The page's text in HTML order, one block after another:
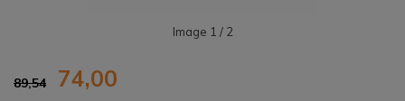
Image 1 / 2
89,54 74,00